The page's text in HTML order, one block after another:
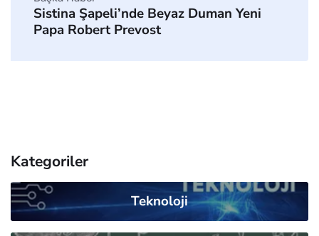
Sistina Şapeli’nde Beyaz Duman Yeni
Papa Robert Prevost
Kategoriler
Teknoloji